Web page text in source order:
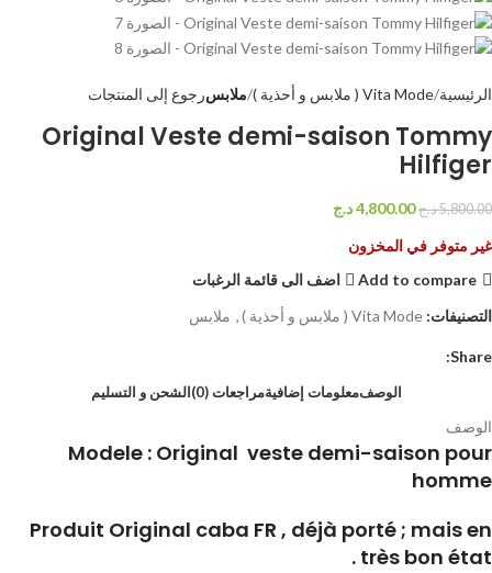
الرئيسية Vita Mode ( ملابس و أحذية ) ملابسرجوع إلى المنتجات
Original Veste demi-saison Tommy
Hilfiger
5,800.00د.ج 4,800.00د.ج
غير متوفر في المخزون
Add to compare
اضف الى قائمة الرغبات
التصنيفات: Vita Mode ( ملابس و أحذية ) , ملابس
Share:
الوصفمعلومات إضافيةمراجعات (0) الشحن و التسليم
الوصف
Modele : Original veste demi-saison pour
homme
Produit Original caba FR , déjà porté ; mais en
très bon état .